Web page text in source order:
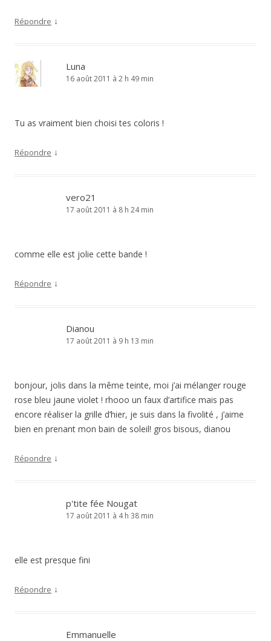
Répondre ↓
Luna
16 août 2011 à 2 h 49 min
Tu as vraiment bien choisi tes coloris !
Répondre ↓
vero21
17 août 2011 à 8 h 24 min
comme elle est jolie cette bande !
Répondre ↓
Dianou
17 août 2011 à 9 h 13 min
bonjour, jolis dans la même teinte, moi j’ai mélanger rouge
rose bleu jaune violet ! rhooo un faux d’artifice mais pas
encore réaliser la grille d’hier, je suis dans la fivolité , j’aime
bien en prenant mon bain de soleil! gros bisous, dianou
Répondre ↓
p'tite fée Nougat
17 août 2011 à 4 h 38 min
elle est presque fini
Répondre ↓
Emmanuelle